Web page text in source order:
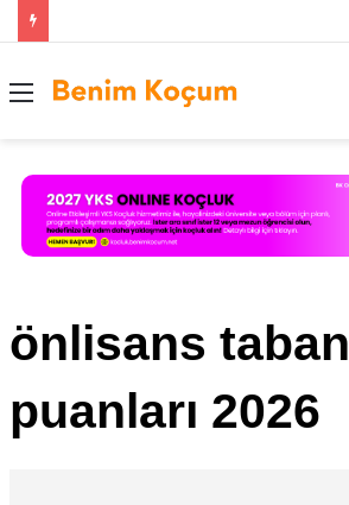
Menü
önlisans taban
puanları 2026